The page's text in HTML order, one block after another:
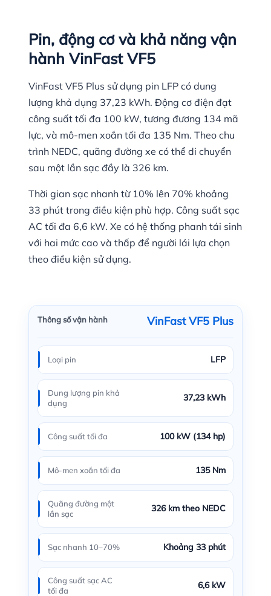
Pin, động cơ và khả năng vận
hành VinFast VF5
VinFast VF5 Plus sử dụng pin LFP có dung
lượng khả dụng 37,23 kWh. Động cơ điện đạt
công suất tối đa 100 kW, tương đương 134 mã
lực, và mô-men xoắn tối đa 135 Nm. Theo chu
trình NEDC, quãng đường xe có thể di chuyển
sau một lần sạc đầy là 326 km.
Thời gian sạc nhanh từ 10% lên 70% khoảng
33 phút trong điều kiện phù hợp. Công suất sạc
AC tối đa 6,6 kW. Xe có hệ thống phanh tái sinh
với hai mức cao và thấp để người lái lựa chọn
theo điều kiện sử dụng.
Thông số vận hành VinFast VF5 Plus
Loại pin LFP
Dung lượng pin khả
dụng
37,23 kWh
Công suất tối đa 100 kW (134 hp)
Mô-men xoắn tối đa 135 Nm
Quãng đường một
lần sạc
326 km theo NEDC
Sạc nhanh 10–70% Khoảng 33 phút
Công suất sạc AC
tối đa
6,6 kW